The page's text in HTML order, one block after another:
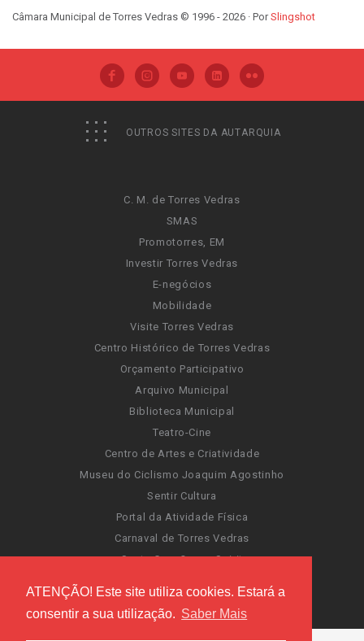
ATENÇÃO! Este site utiliza cookies. Estará a
consentir a sua utilização. Saber Mais
Câmara Municipal de Torres Vedras © 1996 - 2026 · PorSlingshot
OUTROS SITES DA AUTARQUIA
C. M. de Torres Vedras
SMAS
Promotorres, EM
Investir Torres Vedras
E-negócios
Mobilidade
Visite Torres Vedras
Centro Histórico de Torres Vedras
Orçamento Participativo
Arquivo Municipal
Biblioteca Municipal
Teatro-Cine
Centro de Artes e Criatividade
Museu do Ciclismo Joaquim Agostinho
Sentir Cultura
Portal da Atividade Física
Carnaval de Torres Vedras
Santa Cruz Ocean Spirit